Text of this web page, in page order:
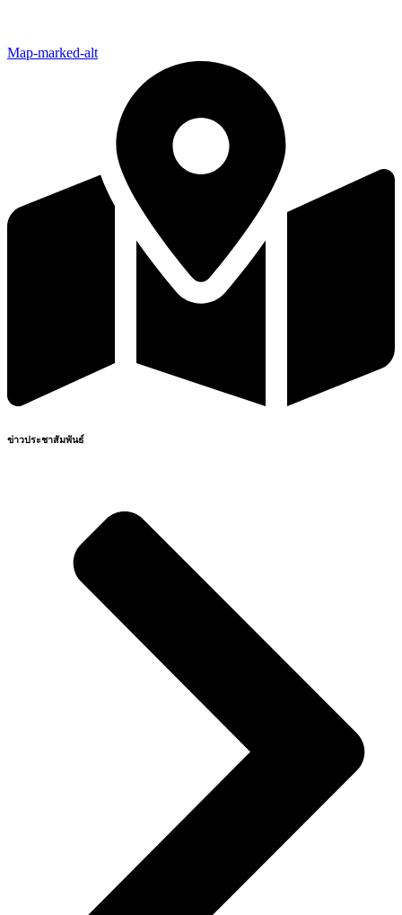
Map-marked-alt
ข่าวประชาสัมพันธ์